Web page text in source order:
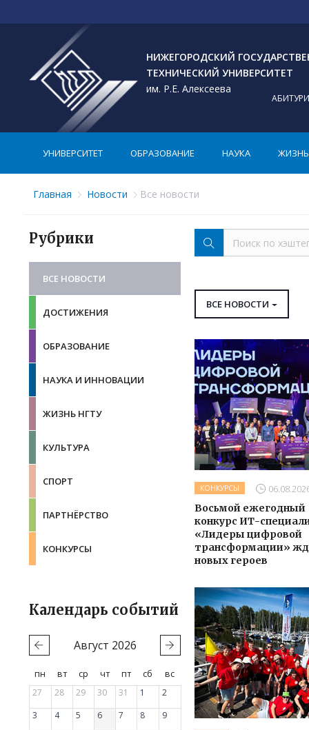
НИЖЕГОРОДСКИЙ
ТЕХНИЧЕСКИЙ УНИВЕРСИТЕТ
им. Р.Е. Алексеева
УНИВЕРСИТЕТ ОБРАЗОВАНИЕ НАУКА ЖИЗНЬ
Главная Новости Все новости
Рубрики
ВСЕ НОВОСТИ
ДОСТИЖЕНИЯ
ОБРАЗОВАНИЕ
НАУКА И ИННОВАЦИИ
ЖИЗНЬ НГТУ
КУЛЬТУРА
СПОРТ
ПАРТНЁРСТВО
КОНКУРСЫ
Календарь событий
Август 2026
пн вт ср чт пт сб
вс
27
28 29 30 31 1
2
3
4 5 6 7 8
9
ВСЕ НОВОСТИ
КОНКУРСЫ
Восьмой ежегодный
конкурс ИТ-
«Лидеры цифровой
трансформации»
новых героев